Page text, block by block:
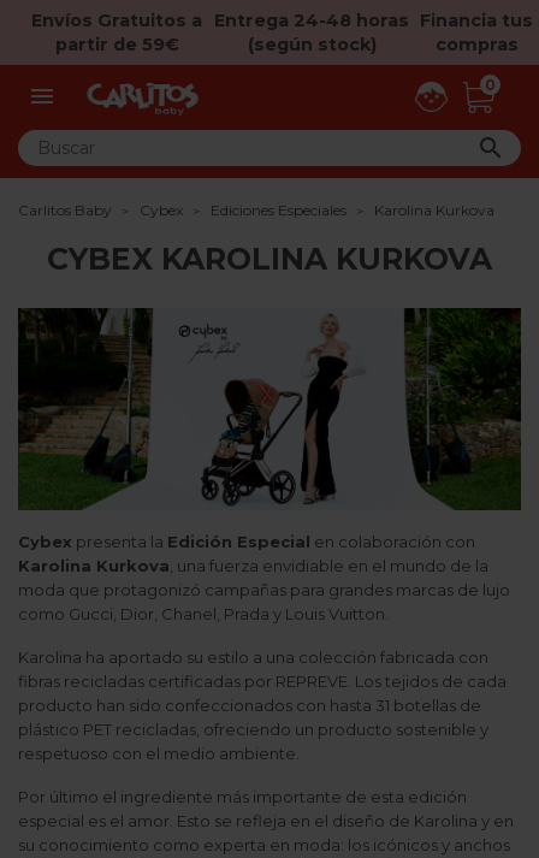
Envíos Gratuitos a
partir de 59€
Entrega 24-48 horas
(según stock)
Financia tus
compras
 0

Carlitos Baby Cybex Ediciones Especiales Karolina Kurkova
CYBEX KAROLINA KURKOVA
Cybex presenta la Edición Especial en colaboración con
Karolina Kurkova , una fuerza envidiable en el mundo de la
moda que protagonizó campañas para grandes marcas de lujo
como Gucci, Dior, Chanel, Prada y Louis Vuitton.
Karolina ha aportado su estilo a una colección fabricada con
fibras recicladas certificadas por REPREVE. Los tejidos de cada
producto han sido confeccionados con hasta 31 botellas de
plástico PET recicladas, ofreciendo un producto sostenible y
respetuoso con el medio ambiente.
Por último el ingrediente más importante de esta edición
especial es el amor. Esto se refleja en el diseño de Karolina y en
su conocimiento como experta en moda: los icónicos y anchos